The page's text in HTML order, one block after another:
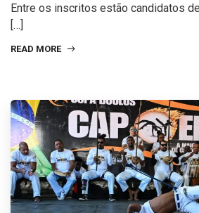
Entre os inscritos estão candidatos
[…]
READ MORE